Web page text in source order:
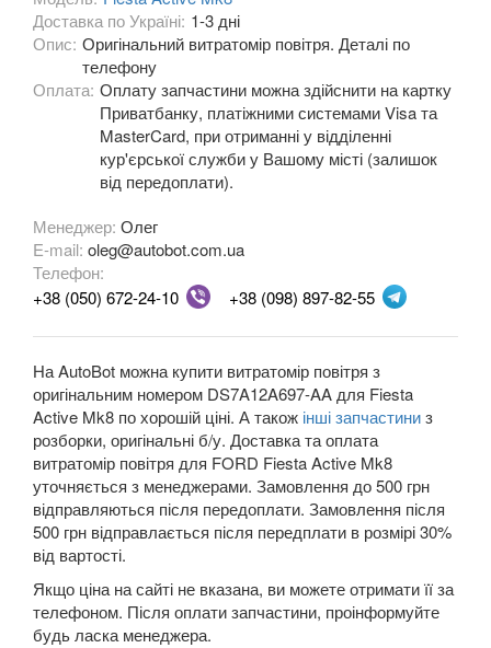
Fiesta Mk8
Fiesta Active Mk8
F-150 XII (P415)
F-150 XIII (P552)
Galaxy Mk3 (CA1, WA6)
KA Mk1 (RBT)
KA Mk2 (RU8)
KA Mk3
KA+
KA+ Active
Kuga Mk1 (CBV)
Kuga Mk2 (CBS)
Mondeo Mk3 (B5Y, BWY, B4Y)
Доставка по Україні: 1-3 дні
Опис: Оригінальний витратомір повітря. Деталі по
телефону
Оплата: Оплату запчастини можна здійснити на картку
Приватбанку, платіжними системами Visa та
MasterCard, при отриманні у відділенні
кур'єрської служби у Вашому місті (залишок
від передоплати).
Менеджер: Олег
E-mail: oleg@autobot.com.ua
Телефон:
+38 (050) 672-24-10
+38 (098) 897-82-55
На AutoBot можна купити витратомір повітря з
оригінальним номером DS7A12A697-AA для Fiesta
Active Mk8 по хорошій ціні. А також інші запчастиниз
розборки, оригінальні б/у. Доставка та оплата
витратомір повітря для FORD Fiesta Active Mk8
уточняється з менеджерами. Замовлення до 500 грн
відправляються після передоплати. Замовлення після
500 грн відправлається після передплати в розмірі 30%
від вартості.
Якщо ціна на сайті не вказана, ви можете отримати її за
телефоном. Після оплати запчастини, проінформуйте
будь ласка менеджера.